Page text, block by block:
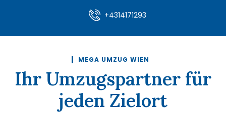
+4314171293
MEGA UMZUG WIEN
Ihr Umzugspartner für
jeden Zielort